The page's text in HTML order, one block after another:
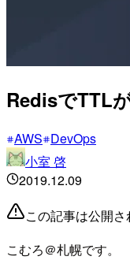
RedisでTTL
AWS DevOps
小室 啓
2019.12.09
この記事は公開
こむろ＠札幌です。